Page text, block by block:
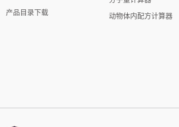
产品目录下载
动物体内配方计算器